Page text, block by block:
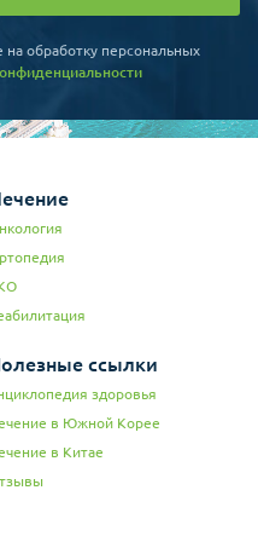
обработку персональных
ссылки
здоровья
в Южной Корее
в Китае